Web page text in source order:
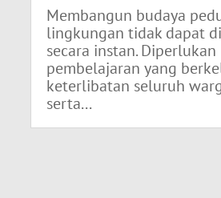
Membangun budaya
lingkungan tidak dapat
secara instan. Diperlukan
pembelajaran yang
keterlibatan seluruh
serta...